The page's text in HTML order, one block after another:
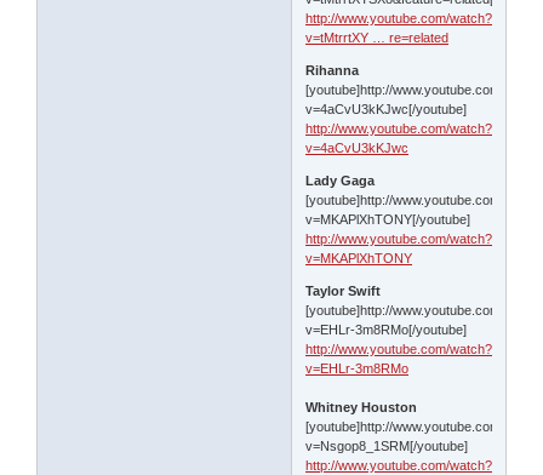
http://www.youtube.com/watch?
v=tMtrrtXY … re=related
Rihanna
[youtube]http://www.youtube.com/
v=4aCvU3kKJwc[/youtube]
http://www.youtube.com/watch?
v=4aCvU3kKJwc
Lady Gaga
[youtube]http://www.youtube.com/
v=MKAPlXhTONY[/youtube]
http://www.youtube.com/watch?
v=MKAPlXhTONY
Taylor Swift
[youtube]http://www.youtube.com/
v=EHLr-3m8RMo[/youtube]
http://www.youtube.com/watch?
v=EHLr-3m8RMo
Whitney Houston
[youtube]http://www.youtube.com/
v=Nsgop8_1SRM[/youtube]
http://www.youtube.com/watch?